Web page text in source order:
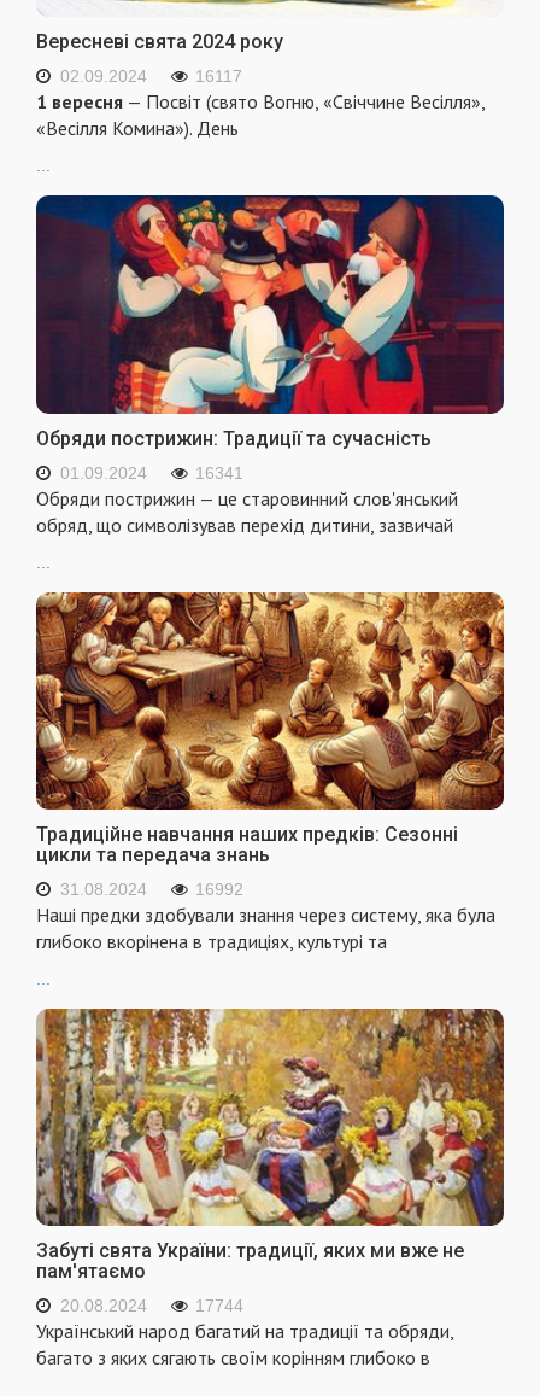
Вересневі свята 2024 року
02.09.2024 16117
1 вересня — Посвіт (свято Вогню, «Свіччине Весілля»,
«Весілля Комина»). День
...
Обряди пострижин: Традиції та сучасність
01.09.2024 16341
Обряди пострижин — це старовинний слов'янський
обряд, що символізував перехід дитини, зазвичай
Традиційне навчання наших предків: Сезонні
цикли та передача знань
31.08.2024 16992
Наші предки здобували знання через систему, яка була
глибоко вкорінена в традиціях, культурі та
Забуті свята України: традиції, яких ми вже не
пам'ятаємо
20.08.2024 17744
Український народ багатий на традиції та обряди,
багато з яких сягають своїм корінням глибоко в